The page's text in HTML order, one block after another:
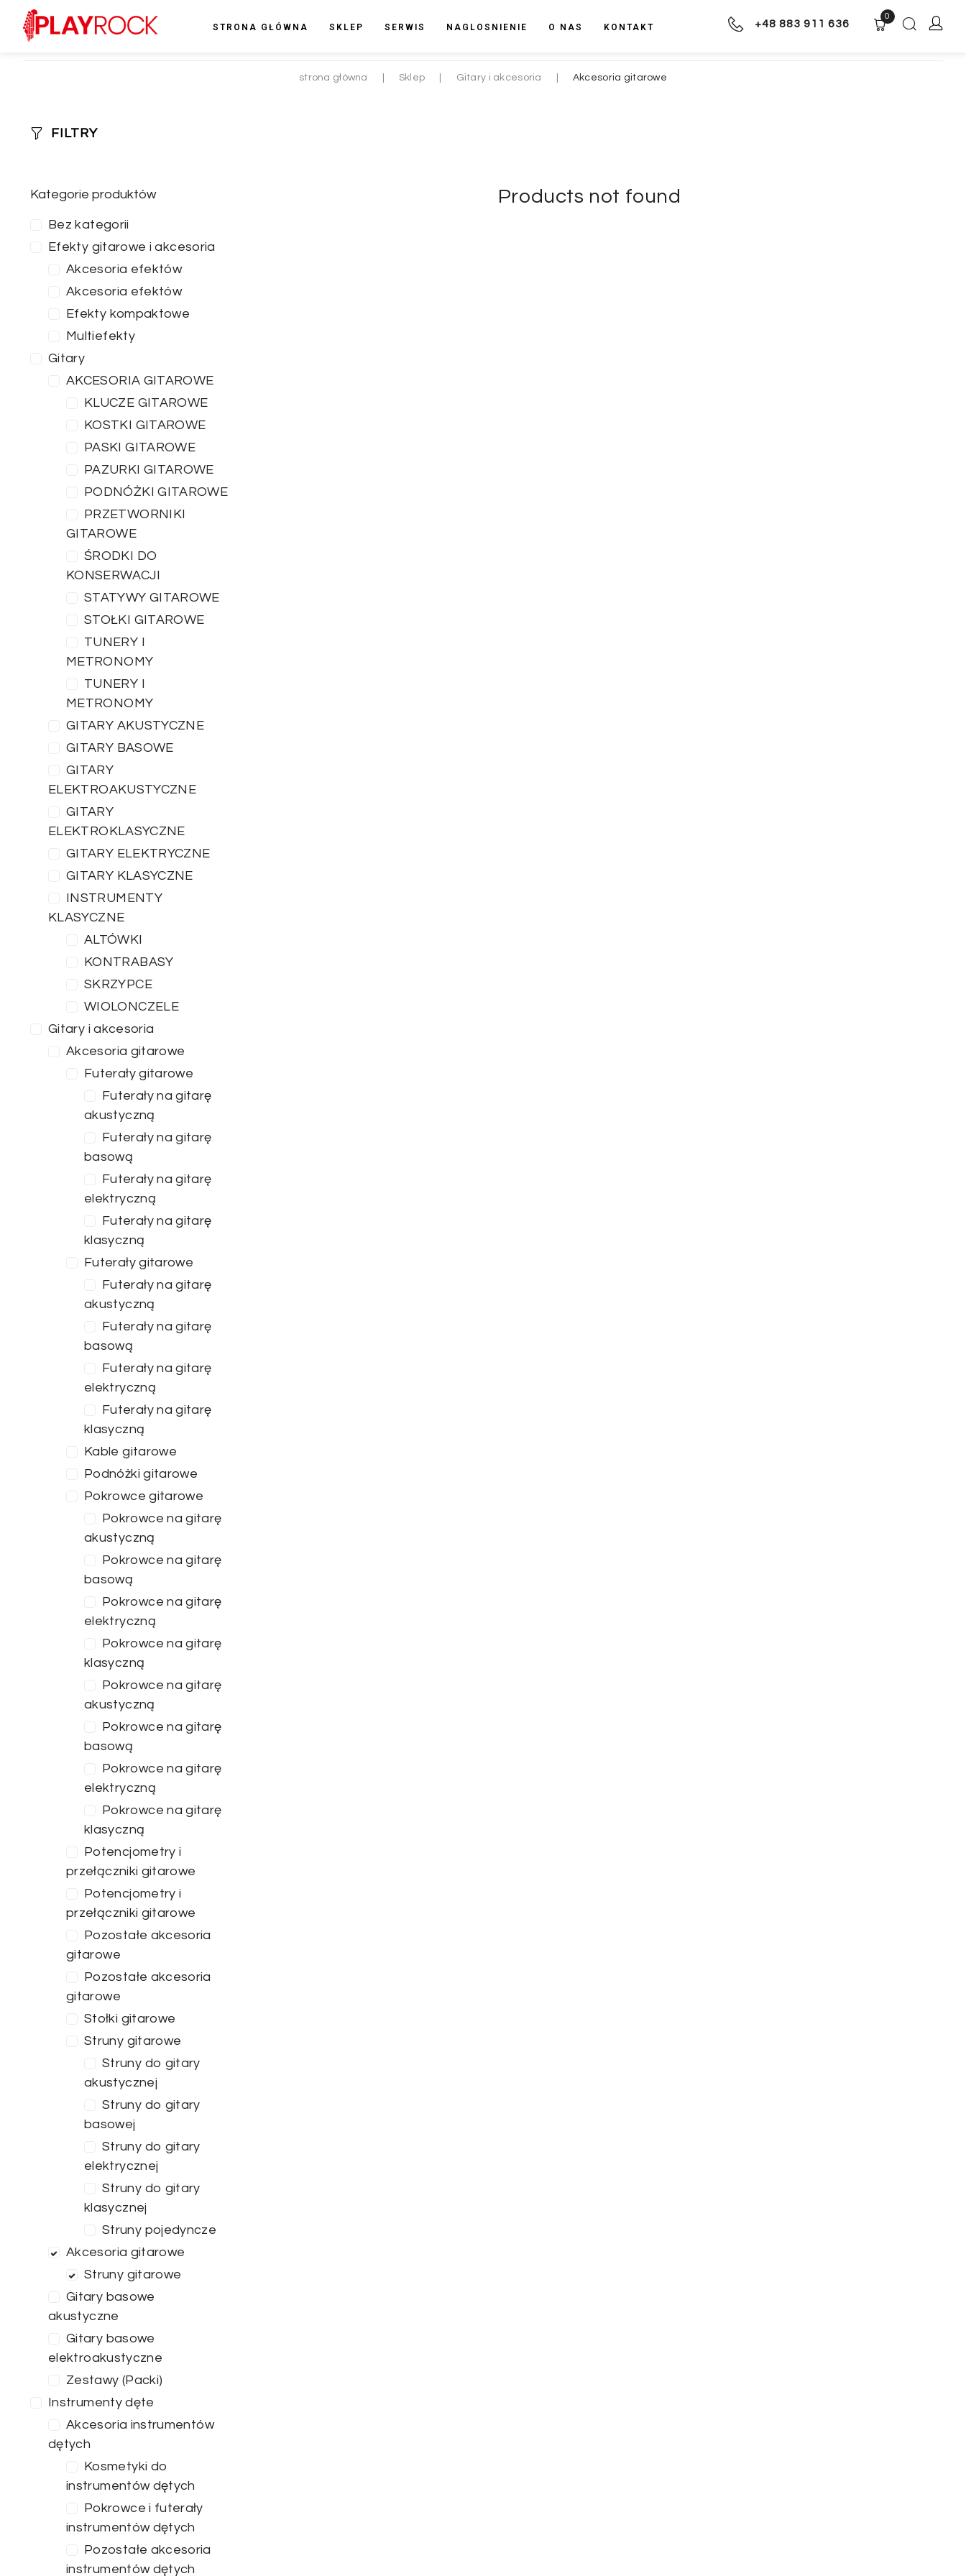
STRONA GŁÓWNA SKLEP SERWIS NAGLOSNIENIE O NAS KONTAKT +48 883 911 636
0
strona główna Sklep Gitary i akcesoria Akcesoria gitarowe
FILTRY
Kategorie produktów
Bez kategorii
Efekty gitarowe i akcesoria
Akcesoria efektów
Akcesoria efektów
Efekty kompaktowe
Multiefekty
Gitary
AKCESORIA GITAROWE
KLUCZE GITAROWE
KOSTKI GITAROWE
PASKI GITAROWE
PAZURKI GITAROWE
PODNÓŻKI GITAROWE
PRZETWORNIKI
GITAROWE
ŚRODKI DO
KONSERWACJI
STATYWY GITAROWE
STOŁKI GITAROWE
TUNERY I
METRONOMY
TUNERY I
METRONOMY
GITARY AKUSTYCZNE
GITARY BASOWE
GITARY
ELEKTROAKUSTYCZNE
GITARY
ELEKTROKLASYCZNE
GITARY ELEKTRYCZNE
GITARY KLASYCZNE
INSTRUMENTY
KLASYCZNE
ALTÓWKI
KONTRABASY
SKRZYPCE
WIOLONCZELE
Gitary i akcesoria
Akcesoria gitarowe
Futerały gitarowe
Futerały na gitarę
akustyczną
Futerały na gitarę
basową
Futerały na gitarę
elektryczną
Futerały na gitarę
klasyczną
Futerały gitarowe
Futerały na gitarę
akustyczną
Futerały na gitarę
basową
Futerały na gitarę
elektryczną
Futerały na gitarę
klasyczną
Kable gitarowe
Podnóżki gitarowe
Pokrowce gitarowe
Pokrowce na gitarę
akustyczną
Pokrowce na gitarę
basową
Pokrowce na gitarę
elektryczną
Pokrowce na gitarę
klasyczną
Pokrowce na gitarę
akustyczną
Pokrowce na gitarę
basową
Pokrowce na gitarę
elektryczną
Pokrowce na gitarę
klasyczną
Potencjometry i
przełączniki gitarowe
Potencjometry i
przełączniki gitarowe
Pozostałe akcesoria
gitarowe
Pozostałe akcesoria
gitarowe
Stołki gitarowe
Struny gitarowe
Struny do gitary
akustycznej
Struny do gitary
basowej
Struny do gitary
elektrycznej
Struny do gitary
klasycznej
Struny pojedyncze
Akcesoria gitarowe
Struny gitarowe
Gitary basowe
akustyczne
Gitary basowe
elektroakustyczne
Zestawy (Packi)
Instrumenty dęte
Akcesoria instrumentów
dętych
Kosmetyki do
instrumentów dętych
Pokrowce i futerały
instrumentów dętych
Pozostałe akcesoria
instrumentów dętych
Products not found